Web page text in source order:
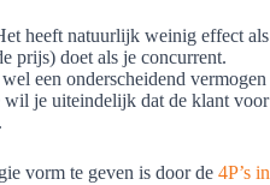
heeft natuurlijk weinig effect als
prijs) doet als je concurrent.
een onderscheidend vermogen
wil je uiteindelijk dat de klant voor
vorm te geven is door de 4P’s in